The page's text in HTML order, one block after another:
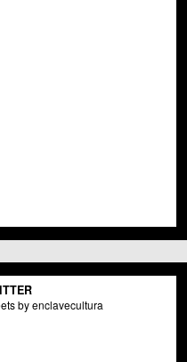
La Paz
El Carmen
Culturales
Puertas de Castilla
by enclavecultura